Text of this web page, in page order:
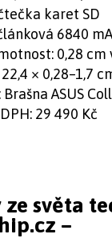
karet SD
6840
0,28 cm
× 0,28–1,7
ASUS
29 490 Kč
světa
–